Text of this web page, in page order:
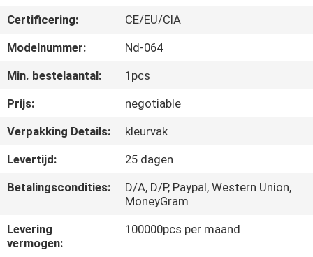
FABRIEKSTOUR
KWALITEITSCONTROLE
NEEM
CONTACT
MET
OP
NIEUWS
Certificering:
CE/EU/CIA
Modelnummer:
Nd-064
Min. bestelaantal:
1pcs
Prijs:
negotiable
Verpakking Details:
kleurvak
Levertijd:
25 dagen
Betalingscondities:
D/A, D/P, Paypal, Western Union,
MoneyGram
Levering
vermogen:
100000pcs per maand